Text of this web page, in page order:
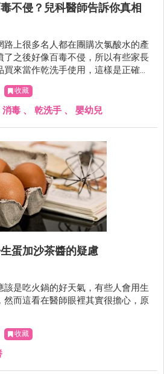
不侵？兒科醫師告訴你真相
路上很多名人都在團購次氯酸水的產
了之後好像百毒不侵，所以有些家長
來當作乾洗手使用，這樣是正確的
收藏
消毒 、 乾洗手 、 嬰幼兒
蛋加沙茶醬的疑慮
該是吃火鍋的好天氣，有些人會用生
然而這看在醫師眼裡其實很擔心，原
收藏